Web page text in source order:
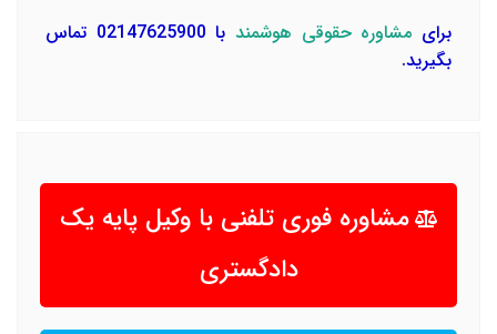
برای مشاوره حقوقی هوشمند
با 02147625900 تماس
بگیرید.
مشاوره فوری تلفنی با وکیل پایه یک
دادگستری